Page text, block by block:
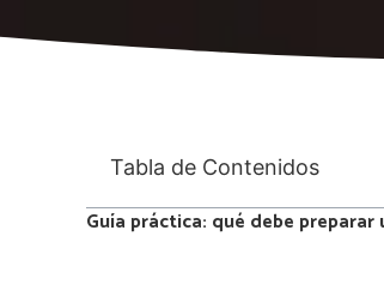
Tabla de Contenidos
Guía práctica: qué debe